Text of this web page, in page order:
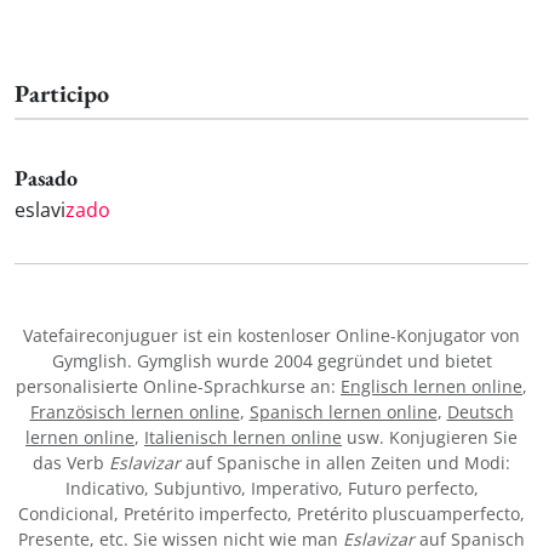
Participo
Pasado
eslavizado
Vatefaireconjuguer ist ein kostenloser Online-Konjugator von
Gymglish. Gymglish wurde 2004 gegründet und bietet
personalisierte Online-Sprachkurse an: Englisch lernen online,
Französisch lernen online, Spanisch lernen online, Deutsch
lernen online, Italienisch lernen online usw. Konjugieren Sie
das Verb Eslavizarauf Spanische in allen Zeiten und Modi:
Indicativo, Subjuntivo, Imperativo, Futuro perfecto,
Condicional, Pretérito imperfecto, Pretérito pluscuamperfecto,
Presente, etc. Sie wissen nicht wie man Eslavizarauf Spanisch